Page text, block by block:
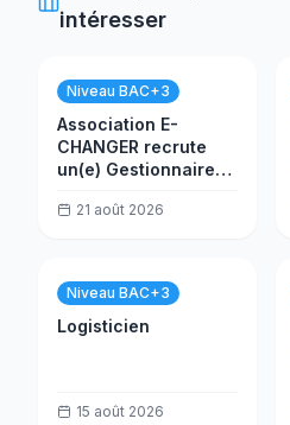
intéresser
Niveau BAC+3
Association E-
CHANGER recrute
un(e) Gestionnaire
21 août 2026
Niveau BAC+3
Logisticien
15 août 2026